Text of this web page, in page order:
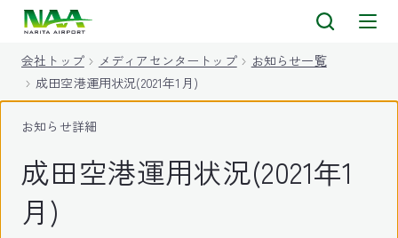
会社トップ メディアセンタートップ
お知らせ一覧
成田空港運用状況(2021年1月)
お知らせ詳細
成田空港運用状況(2021年1
月)